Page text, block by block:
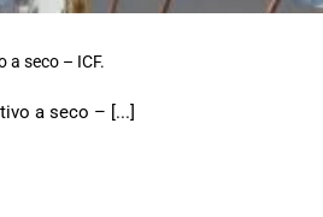
a seco – ICF.
a seco – [...]